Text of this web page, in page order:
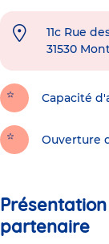
11c Rue
31530
Capacité
Ouverture
partenaire